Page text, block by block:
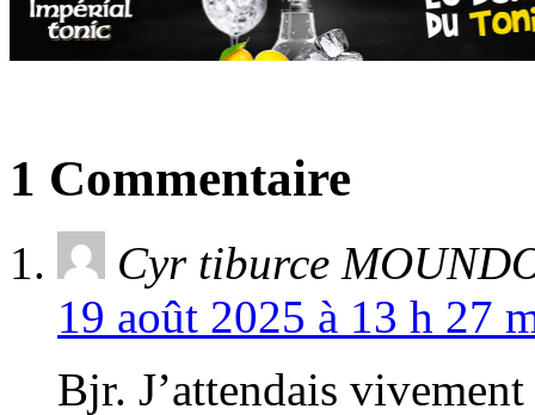
1 Commentaire
Cyr tiburce
19 août 2025 à 13 h 27
Bjr. J’attendais